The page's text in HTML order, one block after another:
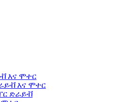
እና ሞተር
እና ሞተር
ድራይቭ